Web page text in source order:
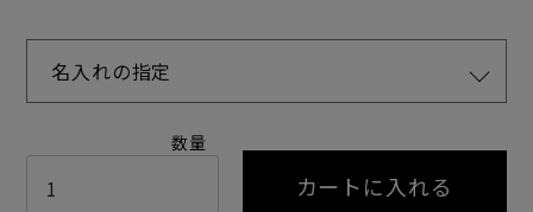
カートに入れる
名入れの指定